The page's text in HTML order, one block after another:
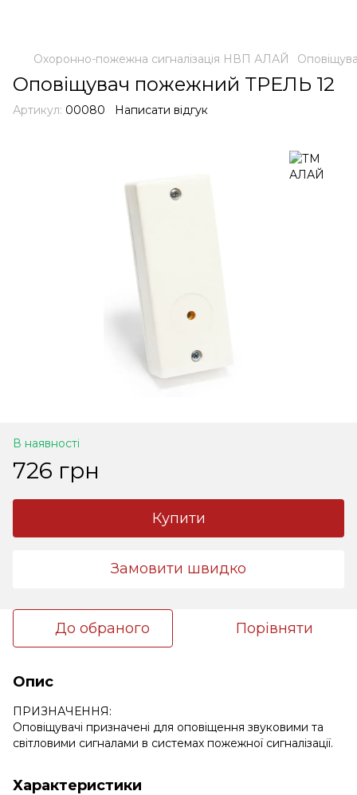
Охоронно-пожежна сигналізація НВП АЛАЙ
Оповіщувач пожежний ТРЕЛЬ 12
Артикул: 00080 Написати відгук
В наявності
726 грн
Купити
Замовити швидко
До обраного Порівняти
Опис
ПРИЗНАЧЕННЯ:
Оповіщувачі призначені для оповіщення звуковими та
світловими сигналами в системах пожежної сигналізації.
Характеристики